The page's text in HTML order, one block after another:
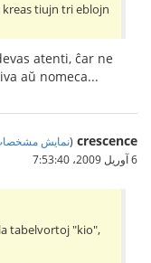
kreas tiujn tri eblojn
atenti, ĉar ne
aŭ nomeca...
crescence
(نمایش
6 آوریل 2009،‏ 7:53:40
tabelvortoj "kio",